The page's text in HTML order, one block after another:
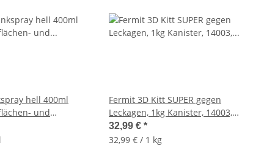
hell 400ml
und
Fermit 3D Kitt SUPER gegen
Leckagen, 1kg Kanister, 14003,
vielseitig und sicher
32,99 € *
32,99 € / 1 kg